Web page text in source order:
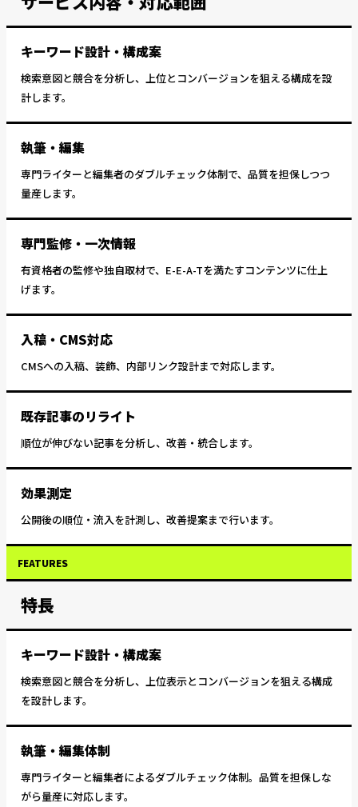
キーワード設計・構成案
検索意図と競合を分析し、上位とコンバージョンを狙える構成を設
計します。
執筆・編集
専門ライターと編集者のダブルチェック体制で、品質を担保しつつ
量産します。
専門監修・一次情報
有資格者の監修や独自取材で、E-E-A-Tを満たすコンテンツに仕上
げます。
入稿・CMS対応
CMSへの入稿、装飾、内部リンク設計まで対応します。
既存記事のリライト
順位が伸びない記事を分析し、改善・統合します。
効果測定
公開後の順位・流入を計測し、改善提案まで行います。
FEATURES
特長
キーワード設計・構成案
検索意図と競合を分析し、上位表示とコンバージョンを狙える構成
を設計します。
執筆・編集体制
専門ライターと編集者によるダブルチェック体制。品質を担保しな
がら量産に対応します。